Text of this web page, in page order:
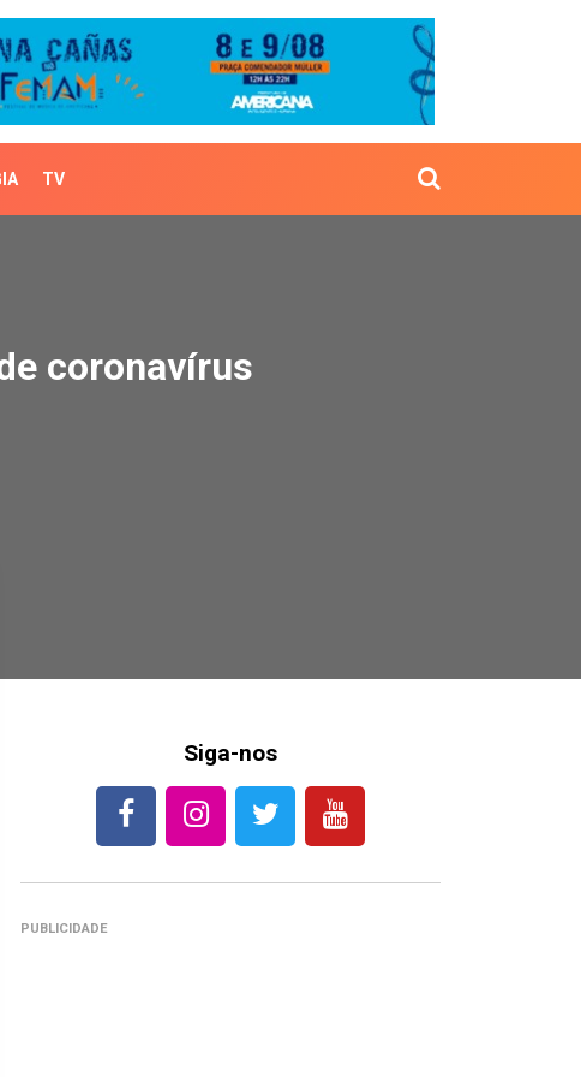
TV
coronavírus
Siga-nos
PUBLICIDADE